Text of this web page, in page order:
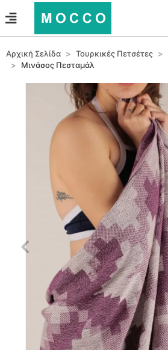
Αρχική Σελίδα Τουρκικές Πετσέτες
Μινάσος Πεσταμάλ